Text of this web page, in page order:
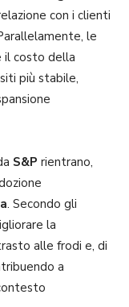
con i clienti
le
il costo della
più stabile,
S&P rientrano,
. Secondo gli
la
alle frodi e, di
a